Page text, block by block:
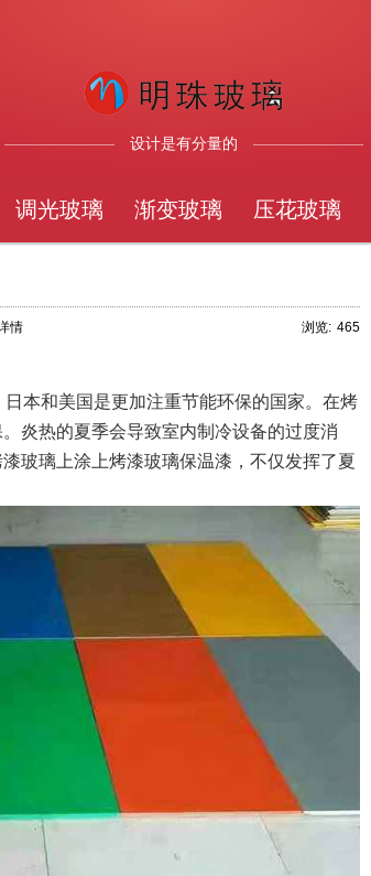
设计是有分量的
调光玻璃 渐变玻璃 压花玻璃
情 浏览: 465
本和美国是更加注重节能环保的国家。在烤
炎热的夏季会导致室内制冷设备的过度消
玻璃上涂上烤漆玻璃保温漆，不仅发挥了夏